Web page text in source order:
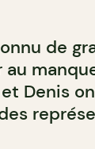
de
Denis